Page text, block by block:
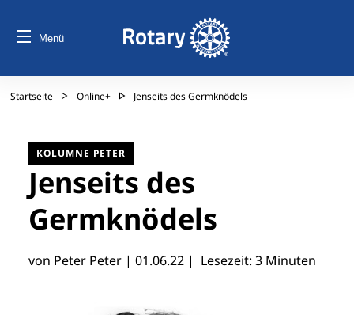
Menü
Startseite Online+ Jenseits des Germknödels
KOLUMNE PETER
Jenseits des
Germknödels
von Peter Peter | 01.06.22 | Lesezeit: 3 Minuten